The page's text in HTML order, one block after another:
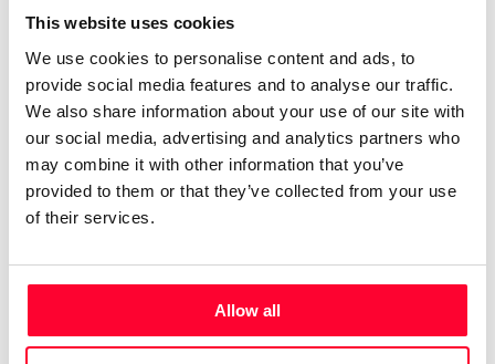
This website uses cookies
We use cookies to personalise content and ads, to
provide social media features and to analyse our traffic.
We also share information about your use of our site with
our social media, advertising and analytics partners who
may combine it with other information that you’ve
provided to them or that they’ve collected from your use
of their services.
Allow all
que algún tema es más bien hard
rock. Compagino esto con obras
más sencillas e intimistas.
Tengo 74 álbumes en el mercado
digital, con el alias de aRPA”
Soy licenciado en Historia Antigua. Siempre me ha gustado
celta allá por los ochenta. En música tengo un año de piano,
soy muy fan del hard rock de los 70, la música clásica,
sobre todo Beethoven, y la Ópera, en la que me declaro fan